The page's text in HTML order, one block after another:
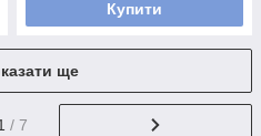
Купити
ще
/ 7